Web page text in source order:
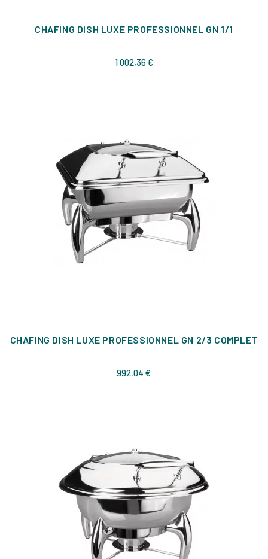
CHAFING DISH LUXE PROFESSIONNEL GN 1/1
1 002,36 €
CHAFING DISH LUXE PROFESSIONNEL GN 2/3 COMPLET
992,04 €